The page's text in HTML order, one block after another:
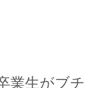
業生がブチ